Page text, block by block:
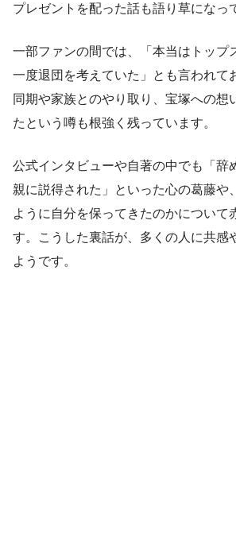
プレゼントを配った話も語り草になっ
一部ファンの間では、「本当はトップ
一度退団を考えていた」とも言われて
同期や家族とのやり取り、宝塚への想
たという噂も根強く残っています。
公式インタビューや自著の中でも「辞
親に説得された」といった心の葛藤や
ように自分を保ってきたのかについて
す。こうした裏話が、多くの人に共感
ようです。